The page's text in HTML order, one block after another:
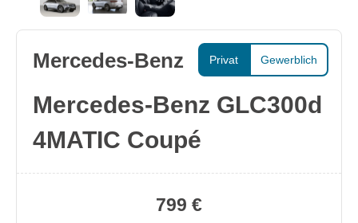
Privat Gewerblich
Mercedes-Benz
Mercedes-Benz GLC300d
4MATIC Coupé
799 €